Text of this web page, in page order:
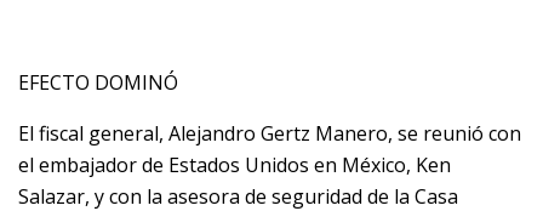
EFECTO DOMINÓ
El fiscal general, Alejandro Gertz Manero, se reunió con
el embajador de Estados Unidos en México, Ken
Salazar, y con la asesora de seguridad de la Casa